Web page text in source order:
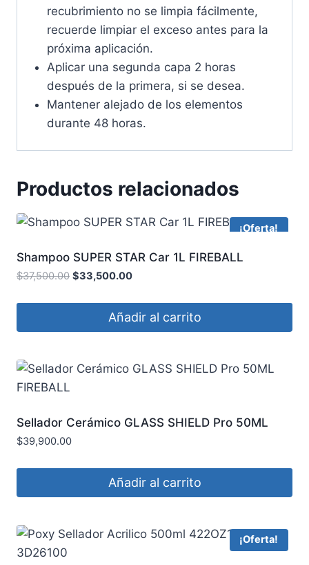
recubrimiento no se limpia fácilmente,
recuerde limpiar el exceso antes para la
próxima aplicación.
Aplicar una segunda capa 2 horas
después de la primera, si se desea.
Mantener alejado de los elementos
durante 48 horas.
Productos relacionados
¡Oferta!
Shampoo SUPER STAR Car 1L FIREBALL
$37,500.00 $33,500.00
Añadir al carrito
Sellador Cerámico GLASS SHIELD Pro 50ML
FIREBALL
$39,900.00
Añadir al carrito
¡Oferta!